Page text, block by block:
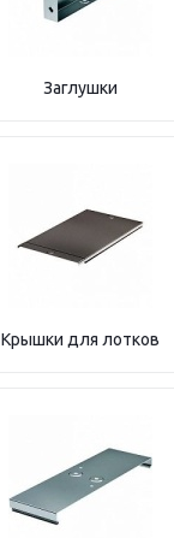
Заглушки
Крышки для лотков